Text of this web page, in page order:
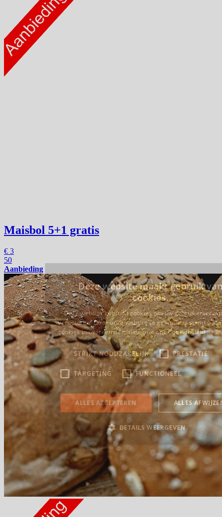
Maisbol 5+1 gratis
€ 3
50
Aanbieding